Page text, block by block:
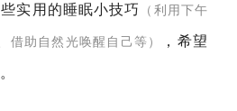
实用的睡眠小技巧 （利用下午
借助自然光唤醒自己等） ，希望